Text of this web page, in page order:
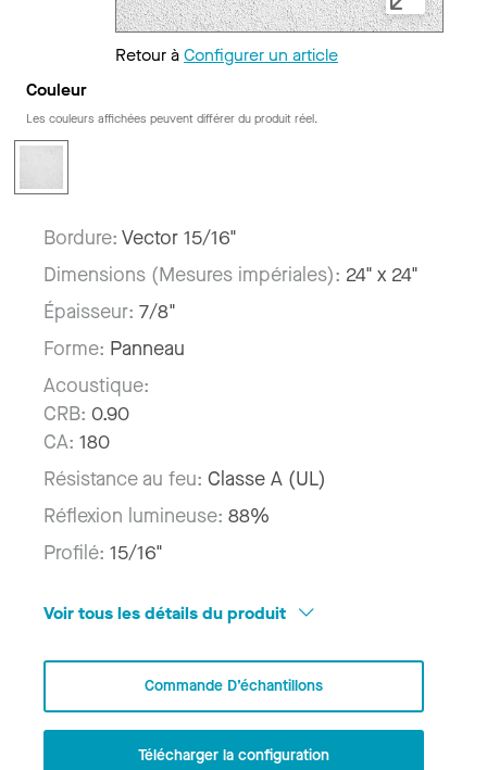
Retour àConfigurer un article
Couleur
Les couleurs affichées peuvent différer du produit réel.
Bordure: Vector 15/16"
Dimensions (Mesures impériales): 24" x 24"
Épaisseur: 7/8"
Forme: Panneau
Acoustique:
CRB: 0.90
CA: 180
Résistance au feu: Classe A (UL)
Réflexion lumineuse: 88%
Profilé: 15/16"
Voir tous les détails du produit
Commande D’échantillons
Télécharger la configuration